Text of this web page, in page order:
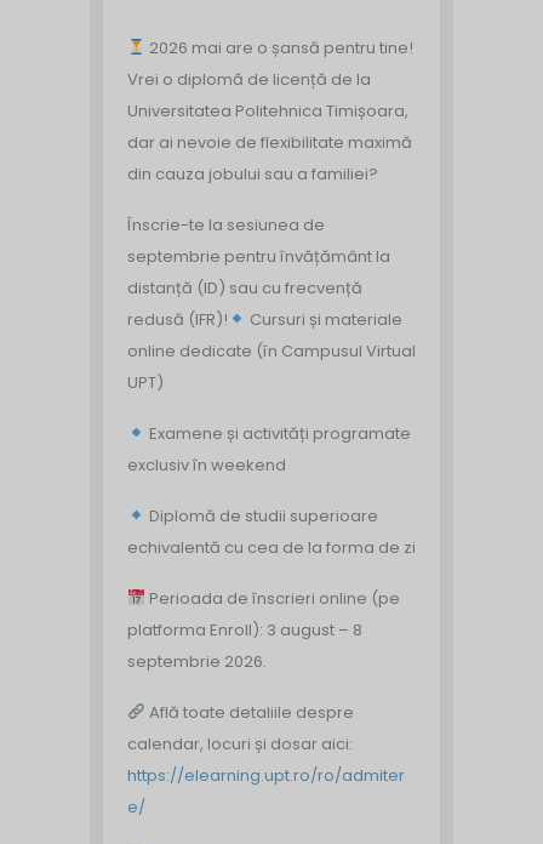
2026 mai are o șansă pentru tine!
Vrei o diplomă de licență de la
Universitatea Politehnica Timișoara,
dar ai nevoie de flexibilitate maximă
din cauza jobului sau a familiei?
Înscrie-te la sesiunea de
septembrie pentru învățământ la
distanță (ID) sau cu frecvență
redusă (IFR)!
Cursuri și materiale
online dedicate (în Campusul Virtual
UPT)
Examene și activități programate
exclusiv în weekend
Diplomă de studii superioare
echivalentă cu cea de la forma de zi
Perioada de înscrieri online (pe
platforma Enroll): 3 august – 8
septembrie 2026.
Află toate detaliile despre
calendar, locuri și dosar aici:
https://elearning.upt.ro/ro/admiter
e/